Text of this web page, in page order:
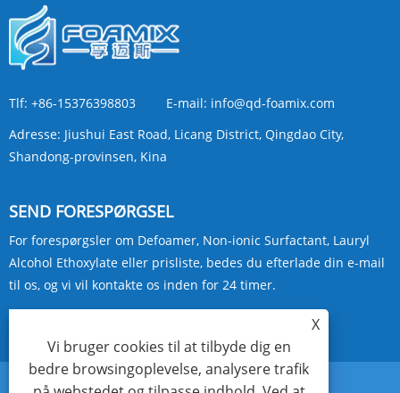
Tlf: +86-15376398803 E-mail: info@qd-foamix.com
Adresse: Jiushui East Road, Licang District, Qingdao City,
Shandong-provinsen, Kina
SEND FORESPØRGSEL
For forespørgsler om Defoamer, Non-ionic Surfactant, Lauryl
Alcohol Ethoxylate eller prisliste, bedes du efterlade din e-mail
til os, og vi vil kontakte os inden for 24 timer.
X
Vi bruger cookies til at tilbyde dig en
bedre browsingoplevelse, analysere trafik